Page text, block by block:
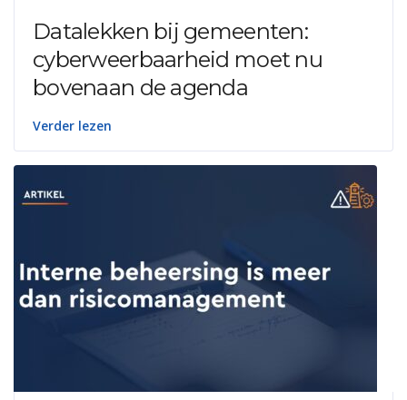
Datalekken bij gemeenten:
cyberweerbaarheid moet nu
bovenaan de agenda
Verder lezen